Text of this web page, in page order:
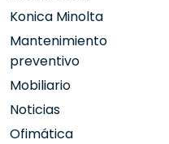
Konica Minolta
Mantenimiento
preventivo
Mobiliario
Noticias
Ofimática